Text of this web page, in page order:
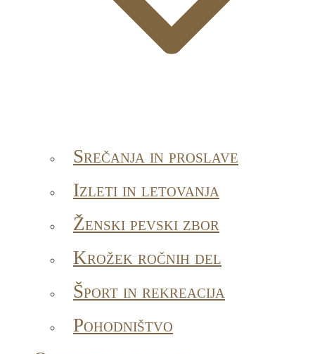
Srečanja in proslave
Izleti in letovanja
Ženski pevski zbor
Krožek ročnih del
Šport in rekreacija
Pohodništvo